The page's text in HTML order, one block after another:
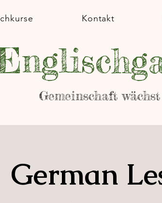
Gemeinschaft
Kontakt
German